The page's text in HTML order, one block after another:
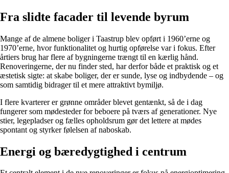
Fra slidte facader til levende byrum
Mange af de almene boliger i Taastrup blev opført i 1960’erne og
1970’erne, hvor funktionalitet og hurtig opførelse var i fokus. Efter
årtiers brug har flere af bygningerne trængt til en kærlig hånd.
Renoveringerne, der nu finder sted, har derfor både et praktisk og et
æstetisk sigte: at skabe boliger, der er sunde, lyse og indbydende – og
som samtidig bidrager til et mere attraktivt bymiljø.
I flere kvarterer er grønne områder blevet gentænkt, så de i dag
fungerer som mødesteder for beboere på tværs af generationer. Nye
stier, legepladser og fælles opholdsrum gør det lettere at mødes
spontant og styrker følelsen af naboskab.
Energi og bæredygtighed i centrum